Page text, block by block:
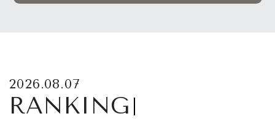
2026.08.07
RANKING